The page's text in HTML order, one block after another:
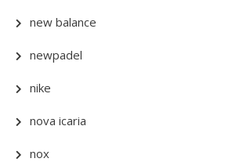
new balance
newpadel
nike
nova icaria
nox